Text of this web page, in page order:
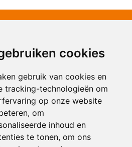
cookies
gebruik van cookies en
tracking-technologieën om
op onze website
om
inhoud en
te tonen, om ons
ons op! We helpen u graag